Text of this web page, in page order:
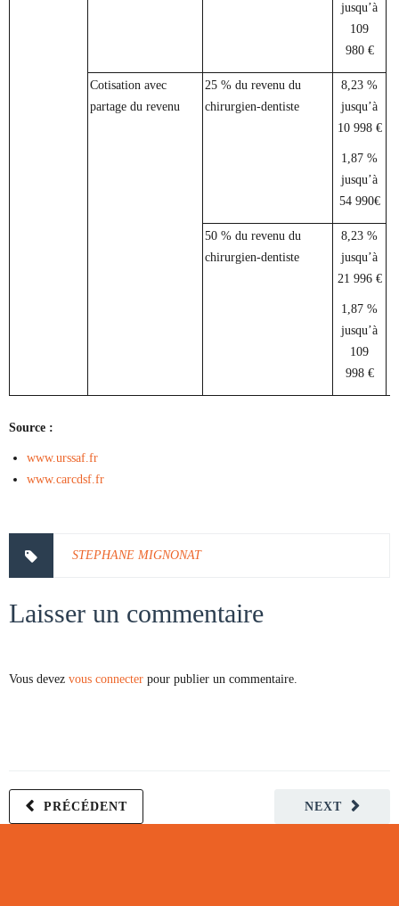
jusqu’à
109
980 €
Cotisation avec
partage du revenu
25 % du revenu du
chirurgien-dentiste
8,23 %
jusqu’à
10 998 €
1,87 %
jusqu’à
54 990€
50 % du revenu du
chirurgien-dentiste
8,23 %
jusqu’à
21 996 €
1,87 %
jusqu’à
109
998 €
Source :
www.urssaf.fr
www.carcdsf.fr
STEPHANE MIGNONAT
Laisser un commentaire
Vous devez vous connecter pour publier un commentaire.
NEXT
PRÉCÉDENT